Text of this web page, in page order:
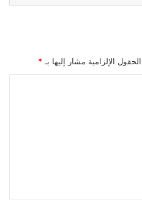
الحقول الإلزامية مشار إليها بـ *